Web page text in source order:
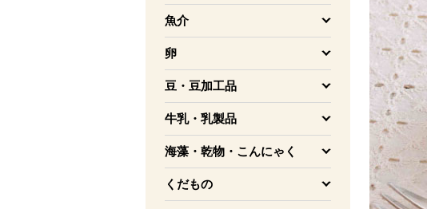
魚介
を開く
卵
を開く
豆・豆加工品
を開く
牛乳・乳製品
を開く
海藻・乾物・こんにゃく
を開く
くだもの
を開く